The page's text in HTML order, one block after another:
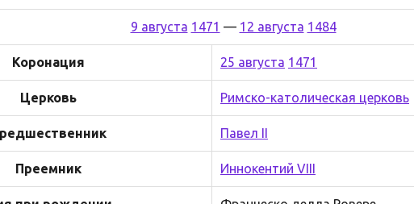
9 августа 1471 — 12 августа 1484
Коронация 25 августа 1471
Церковь Римско-католическая церковь
Павел II
Преемник Иннокентий VIII